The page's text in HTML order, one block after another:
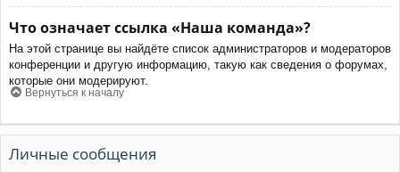
Что означает ссылка «Наша команда»?
На этой странице вы найдёте список администраторов и модераторов
конференции и другую информацию, такую как сведения о форумах,
которые они модерируют.
Вернуться к началу
Личные сообщения